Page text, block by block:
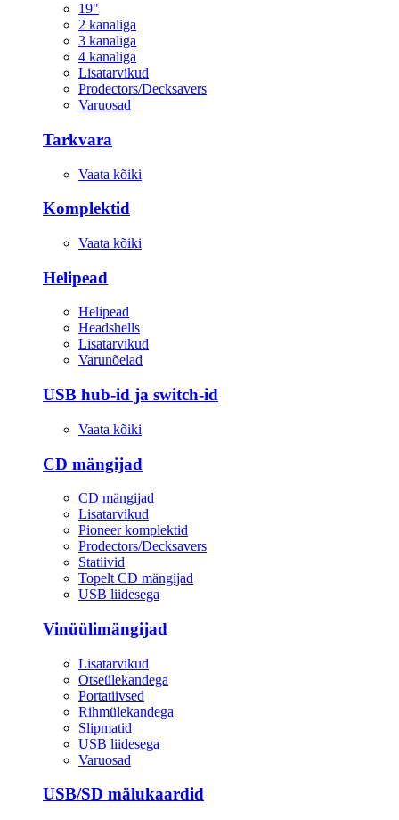
19"
2 kanaliga
3 kanaliga
4 kanaliga
Lisatarvikud
Prodectors/Decksavers
Varuosad
Tarkvara
Vaata kõiki
Komplektid
Vaata kõiki
Helipead
Helipead
Headshells
Lisatarvikud
Varunõelad
USB hub-id ja switch-id
Vaata kõiki
CD mängijad
CD mängijad
Lisatarvikud
Pioneer komplektid
Prodectors/Decksavers
Statiivid
Topelt CD mängijad
USB liidesega
Vinüülimängijad
Lisatarvikud
Otseülekandega
Portatiivsed
Rihmülekandega
Slipmatid
USB liidesega
Varuosad
USB/SD mälukaardid